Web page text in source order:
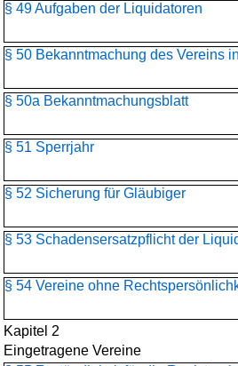
§ 49 Aufgaben der Liquidatoren
§ 50 Bekanntmachung des Vereins
§ 50a Bekanntmachungsblatt
§ 51 Sperrjahr
§ 52 Sicherung für Gläubiger
§ 53 Schadensersatzpflicht der
§ 54 Vereine ohne
Kapitel 2
Eingetragene Vereine